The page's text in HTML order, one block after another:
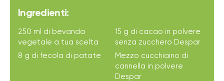
Ingredienti:
250 ml di bevanda
vegetale a tua scelta
15 g di cacao in polvere
senza zucchero Despar
8 g di fecola di patate
Mezzo cucchiaino di
cannella in polvere
Despar